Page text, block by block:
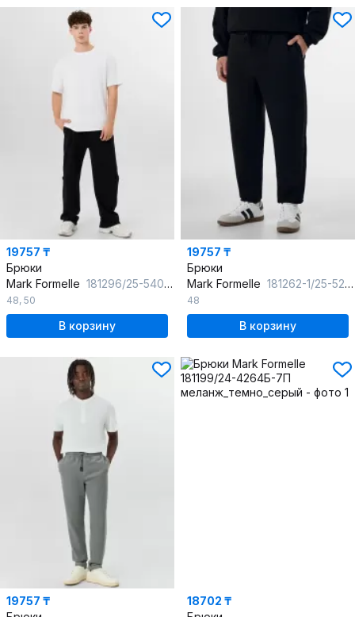
19757 ₸
Брюки
Mark Formelle 181296/25-5405Ц-7(3) черный
48, 50
В корзину
19757 ₸
Брюки
Mark Formelle 181262-1/25-5240Б-7П черный
48
В корзину
19757 ₸
18702 ₸